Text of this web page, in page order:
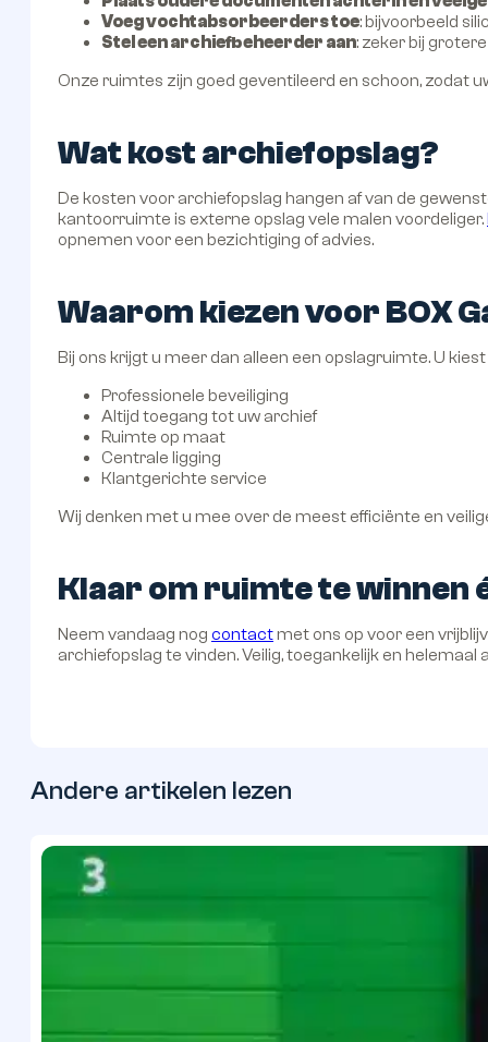
Voeg vochtabsorbeerders toe: bijvoorbeeld
Stel een archiefbeheerder aan: zeker bij
Onze ruimtes zijn goed geventileerd en schoon, zodat
Wat kost archiefopslag?
De kosten voor archiefopslag hangen af van de
kantoorruimte is externe opslag vele malen voordeliger.
opnemen voor een bezichtiging of advies.
Waarom kiezen voor BOX
Bij ons krijgt u meer dan alleen een opslagruimte. U
Professionele beveiliging
Altijd toegang tot uw archief
Ruimte op maat
Centrale ligging
Klantgerichte service
Wij denken met u mee over de meest efficiënte en
Klaar om ruimte te winnen
Neem vandaag nog contactmet ons op voor een
archiefopslag te vinden. Veilig, toegankelijk en
Andere artikelen lezen